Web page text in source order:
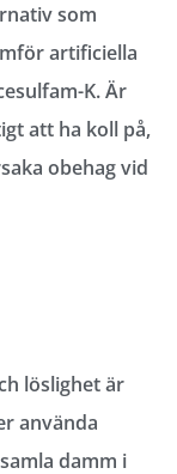
som
artificiella
K. Är
att ha koll på,
obehag vid
löslighet är
använda
damm i